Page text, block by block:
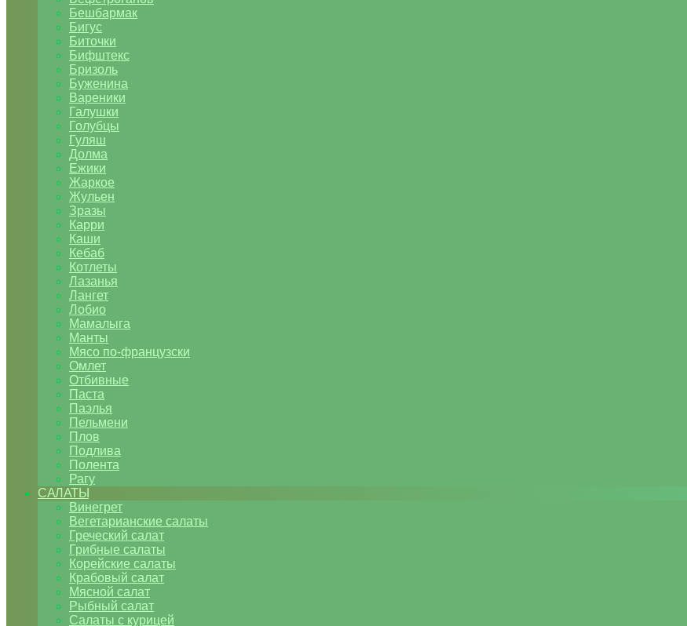
Бешбармак
Бигус
Биточки
Бифштекс
Бризоль
Буженина
Вареники
Галушки
Голубцы
Гуляш
Долма
Ежики
Жаркое
Жульен
Зразы
Карри
Каши
Кебаб
Котлеты
Лазанья
Лангет
Лобио
Мамалыга
Манты
Мясо по-французски
Омлет
Отбивные
Паста
Паэлья
Пельмени
Плов
Подлива
Полента
Рагу
САЛАТЫ
Винегрет
Вегетарианские салаты
Греческий салат
Грибные салаты
Корейские салаты
Крабовый салат
Мясной салат
Рыбный салат
Салаты с курицей